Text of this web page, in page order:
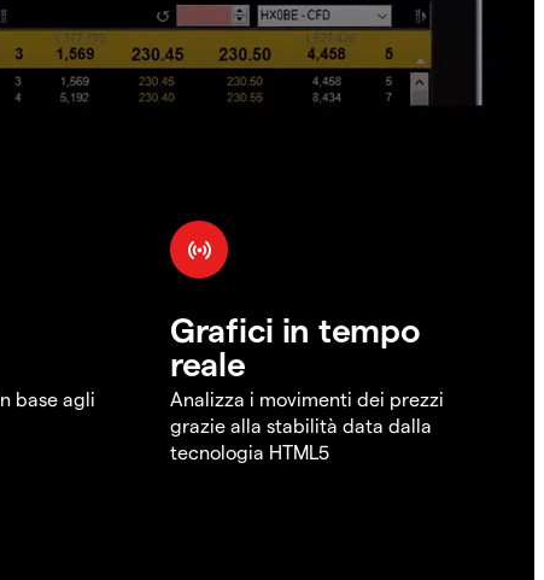
base agli
Grafici in tempo
reale
Analizza i movimenti dei prezzi
grazie alla stabilità data dalla
tecnologia HTML5